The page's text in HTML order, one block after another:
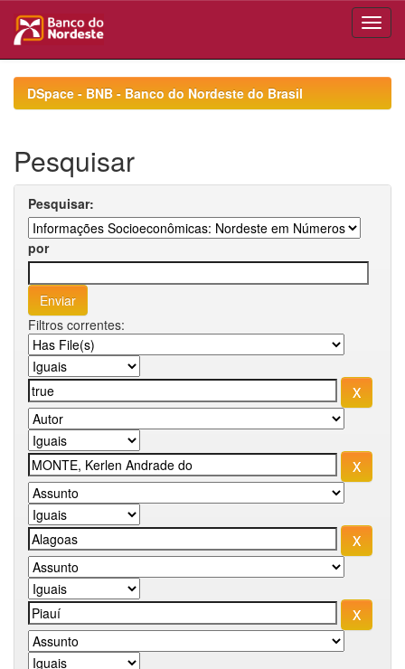
navigationDSpace - BNB - Banco do Nordeste do Brasil
Pesquisar
Pesquisar:
por
Filtros correntes: